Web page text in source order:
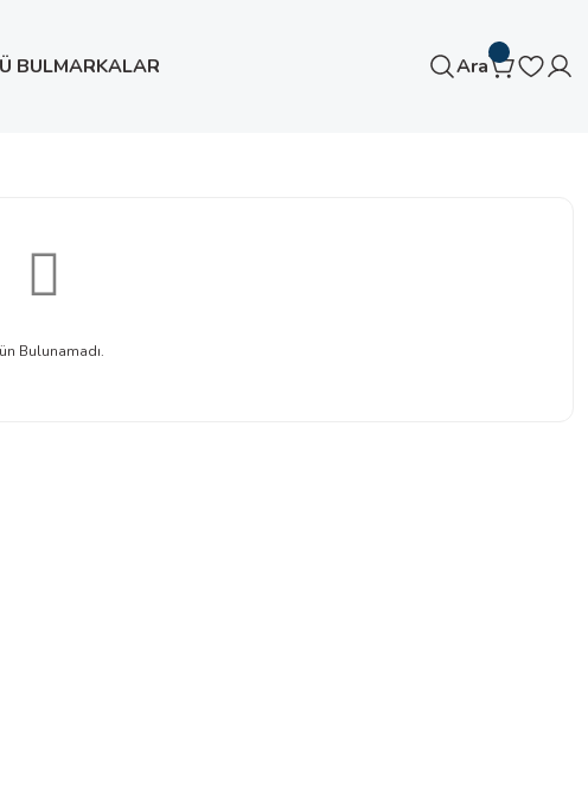
BULMARKALAR Ara
Bulunamadı.